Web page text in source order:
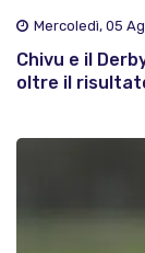
Mercoledì, 05
Chivu e il
oltre il